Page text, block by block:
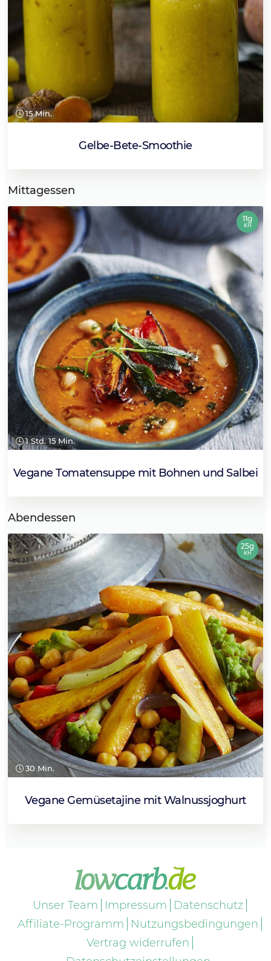
15 Min.
Gelbe-Bete-Smoothie
Mittagessen
1 Std. 15 Min.
Vegane Tomatensuppe mit Bohnen und Salbei
11g
KH
Abendessen
30 Min.
Vegane Gemüsetajine mit Walnussjoghurt
25g
KH
Unser Team Impressum
Datenschutz
Affiliate-Programm
Nutzungsbedingungen
Vertrag widerrufen